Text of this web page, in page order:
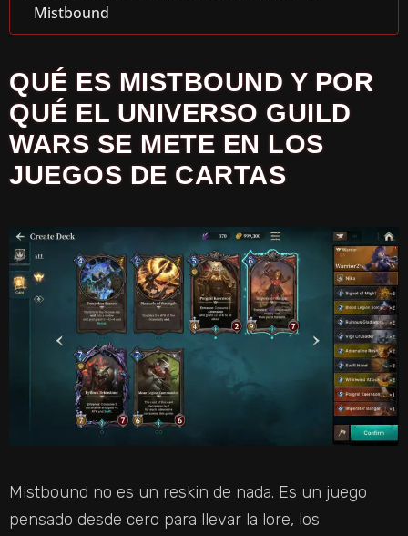
Mistbound
QUÉ ES MISTBOUND Y POR
QUÉ EL UNIVERSO GUILD
WARS SE METE EN LOS
JUEGOS DE CARTAS
Mistbound no es un reskin de nada. Es un juego
pensado desde cero para llevar la lore, los